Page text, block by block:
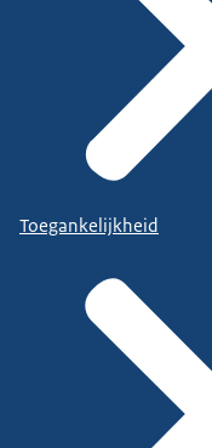
Toegankelijkheid